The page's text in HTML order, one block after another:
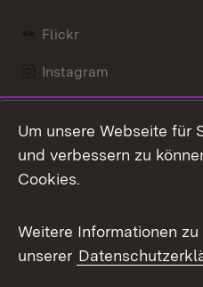
Flickr
Instagram
Mastodon
Messenger
Social Wall
X / Twitter
Um unsere Webseite für
und verbessern zu
Cookies.
Weitere Informationen
unserer